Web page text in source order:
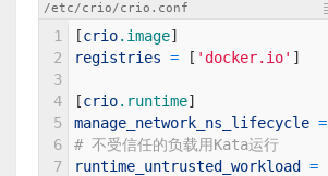
/etc/crio/crio.conf
1
2
3
4
5
6
7
[crio.image]
registries = [ 'docker.io' ]
[crio.runtime]
manage_network_ns_lifecycle =
# 不受信任的负载用Kata运行
runtime_untrusted_workload
=